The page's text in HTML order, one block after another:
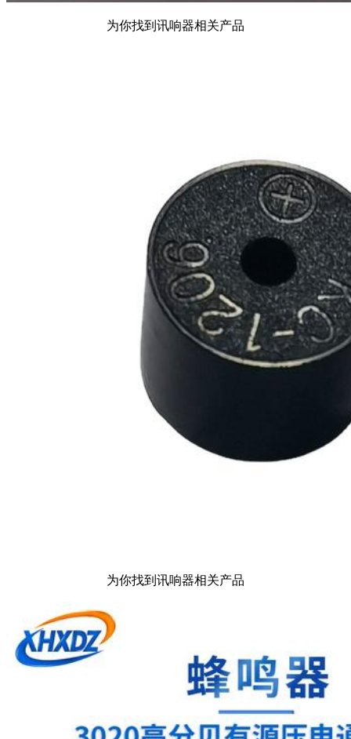
为你找到讯响器相关产品
为你找到讯响器相关产品